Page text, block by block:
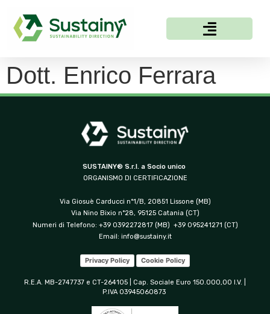
Dott. Enrico Ferrara
SUSTAINY® S.r.l. a Socio unico
ORGANISMO DI CERTIFICAZIONE
Via Giosuè Carducci n°1/B, 20851 Lissone (MB)
Via Nino Bixio n°28, 95125 Catania (CT)
Numeri di Telefono: +39 0392272817 (MB) +39 095241271 (CT)
Email: info@sustainy.it
Privacy Policy Cookie Policy
R.E.A. MB-2747737 e CT-264105 | Cap. Sociale Euro 150.000,00 I.V. |
P.IVA 03945060873